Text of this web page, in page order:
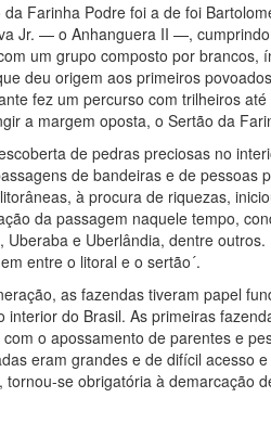
Farinha Podre foi a de foi
Jr. — o Anhanguera II —,
um grupo composto por brancos,
deu origem aos primeiros
fez um percurso com trilheiros
a margem oposta, o Sertão da
de pedras preciosas no
de bandeiras e de pessoas
à procura de riquezas,
da passagem naquele tempo,
e Uberlândia, dentre
entre o litoral e o sertão´.
as fazendas tiveram papel
do Brasil. As primeiras
o apossamento de parentes e
eram grandes e de difícil acesso
se obrigatória à demarcação